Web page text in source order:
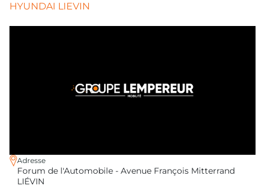
HYUNDAI LIEVIN
Adresse
Forum de l'Automobile - Avenue François Mitterrand
LIÉVIN